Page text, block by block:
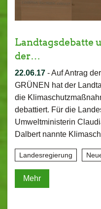
Landtagsdebatte
der…
22.06.17 -Auf Antrag
GRÜNEN hat der
die
debattiert. Für die
Umweltministerin
Dalbert nannte
Landesregierung
Mehr